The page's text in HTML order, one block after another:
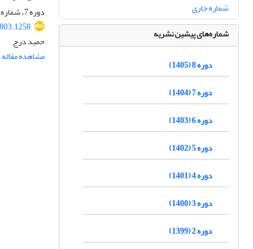
دوره 7، شماره 27، زمستان 1404، صفحه
حمید درج
مشاهده مقاله
شماره جاری
شماره‌های پیشین نشریه
دوره 8 (1405)
دوره 7 (1404)
دوره 6 (1403)
دوره 5 (1402)
دوره 4 (1401)
دوره 3 (1400)
دوره 2 (1399)